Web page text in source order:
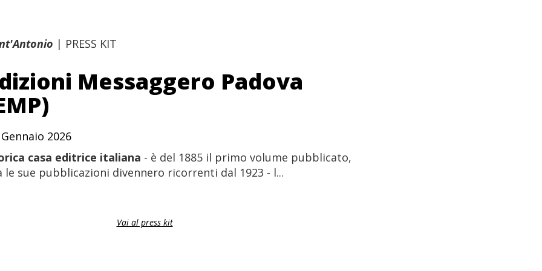
| PRESS KIT
Messaggero Padova
2026
casa editrice italiana - è del 1885 il primo volume pubblicato,
le sue pubblicazioni divennero ricorrenti dal 1923 - l...
Vai al press kit